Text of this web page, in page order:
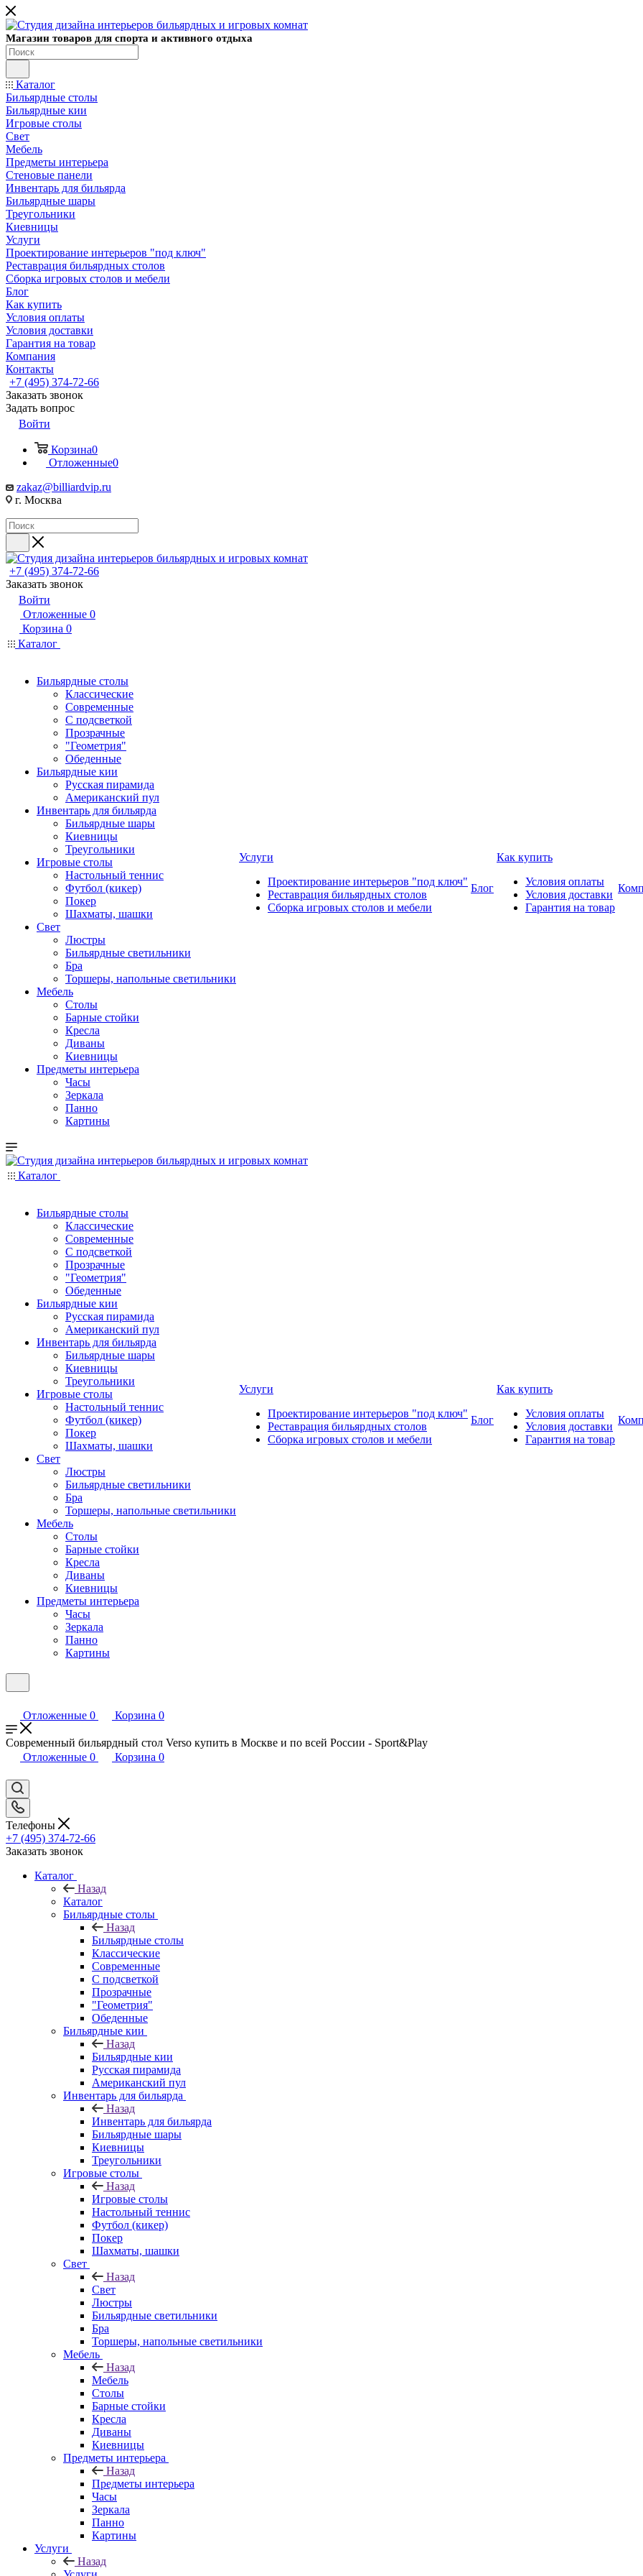
Магазин товаров для спорта и активного отдыха
Каталог
Бильярдные столы
Бильярдные кии
Игровые столы
Свет
Мебель
Предметы интерьера
Стеновые панели
Инвентарь для бильярда
Бильярдные шары
Треугольники
Киевницы
Услуги
Проектирование интерьеров "под ключ"
Реставрация бильярдных столов
Сборка игровых столов и мебели
Блог
Как купить
Условия оплаты
Условия доставки
Гарантия на товар
Компания
Контакты
+7 (495) 374-72-66
Заказать звонок
Задать вопрос
Войти
Корзина0
Отложенные0
zakaz@billiardvip.ru
г. Москва
+7 (495) 374-72-66
Заказать звонок
Войти
Отложенные 0
Корзина 0
Каталог
Бильярдные столы
Классические
Современные
С подсветкой
Прозрачные
"Геометрия"
Обеденные
Бильярдные кии
Русская пирамида
Американский пул
Инвентарь для бильярда
Бильярдные шары
Киевницы
Треугольники
Игровые столы
Настольный теннис
Футбол (кикер)
Покер
Шахматы, шашки
Свет
Люстры
Бильярдные светильники
Бра
Торшеры, напольные светильники
Мебель
Столы
Барные стойки
Кресла
Диваны
Киевницы
Предметы интерьера
Часы
Зеркала
Панно
Картины
Услуги
Проектирование интерьеров "под ключ"
Реставрация бильярдных столов
Сборка игровых столов и мебели
Блог
Как купить
Условия оплаты
Условия доставки
Гарантия на товар
Каталог
Бильярдные столы
Классические
Современные
С подсветкой
Прозрачные
"Геометрия"
Обеденные
Бильярдные кии
Русская пирамида
Американский пул
Инвентарь для бильярда
Бильярдные шары
Киевницы
Треугольники
Игровые столы
Настольный теннис
Футбол (кикер)
Покер
Шахматы, шашки
Свет
Люстры
Бильярдные светильники
Бра
Торшеры, напольные светильники
Мебель
Столы
Барные стойки
Кресла
Диваны
Киевницы
Предметы интерьера
Часы
Зеркала
Панно
Картины
Услуги
Проектирование интерьеров "под ключ"
Реставрация бильярдных столов
Сборка игровых столов и мебели
Блог
Как купить
Условия оплаты
Условия доставки
Гарантия на товар
Отложенные 0 Корзина 0
Современный бильярдный стол Verso купить в Москве и по всей России - Sport&Play
Отложенные 0 Корзина 0
Телефоны
+7 (495) 374-72-66
Заказать звонок
Каталог
Назад
Каталог
Бильярдные столы
Назад
Бильярдные столы
Классические
Современные
С подсветкой
Прозрачные
"Геометрия"
Обеденные
Бильярдные кии
Назад
Бильярдные кии
Русская пирамида
Американский пул
Инвентарь для бильярда
Назад
Инвентарь для бильярда
Бильярдные шары
Киевницы
Треугольники
Игровые столы
Назад
Игровые столы
Настольный теннис
Футбол (кикер)
Покер
Шахматы, шашки
Свет
Назад
Свет
Люстры
Бильярдные светильники
Бра
Торшеры, напольные светильники
Мебель
Назад
Мебель
Столы
Барные стойки
Кресла
Диваны
Киевницы
Предметы интерьера
Назад
Предметы интерьера
Часы
Зеркала
Панно
Картины
Услуги
Назад